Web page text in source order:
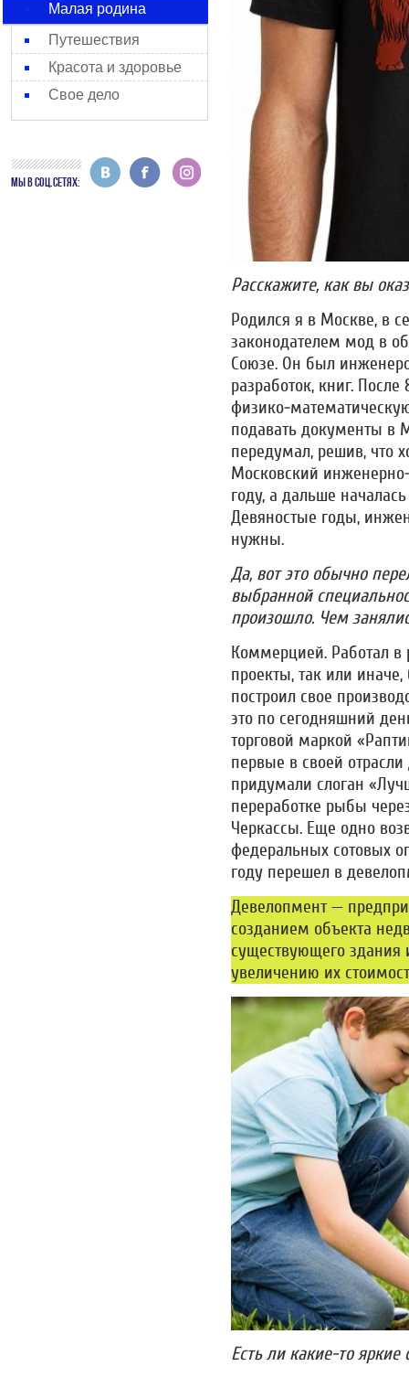
Малая родина
Путешествия
Красота и здоровье
Свое дело
МЫ В СОЦ.СЕТЯХ:
Расскажите, как вы
Родился я в Москве, в
законодателем мод в
Союзе. Он был
разработок, книг.
физико-
подавать документы в
передумал, решив, что
Московский инженерно-
году, а дальше
Девяностые годы,
нужны.
Да, вот это обычно
выбранной
произошло. Чем
Коммерцией. Работал в
проекты, так или
построил свое
это по сегодняшний
торговой маркой
первые в своей
придумали слоган
переработке рыбы
Черкассы. Еще одно
федеральных сотовых
году перешел в
Девелопмент —
созданием объекта
существующего здания
увеличению их
Есть ли какие-то яркие